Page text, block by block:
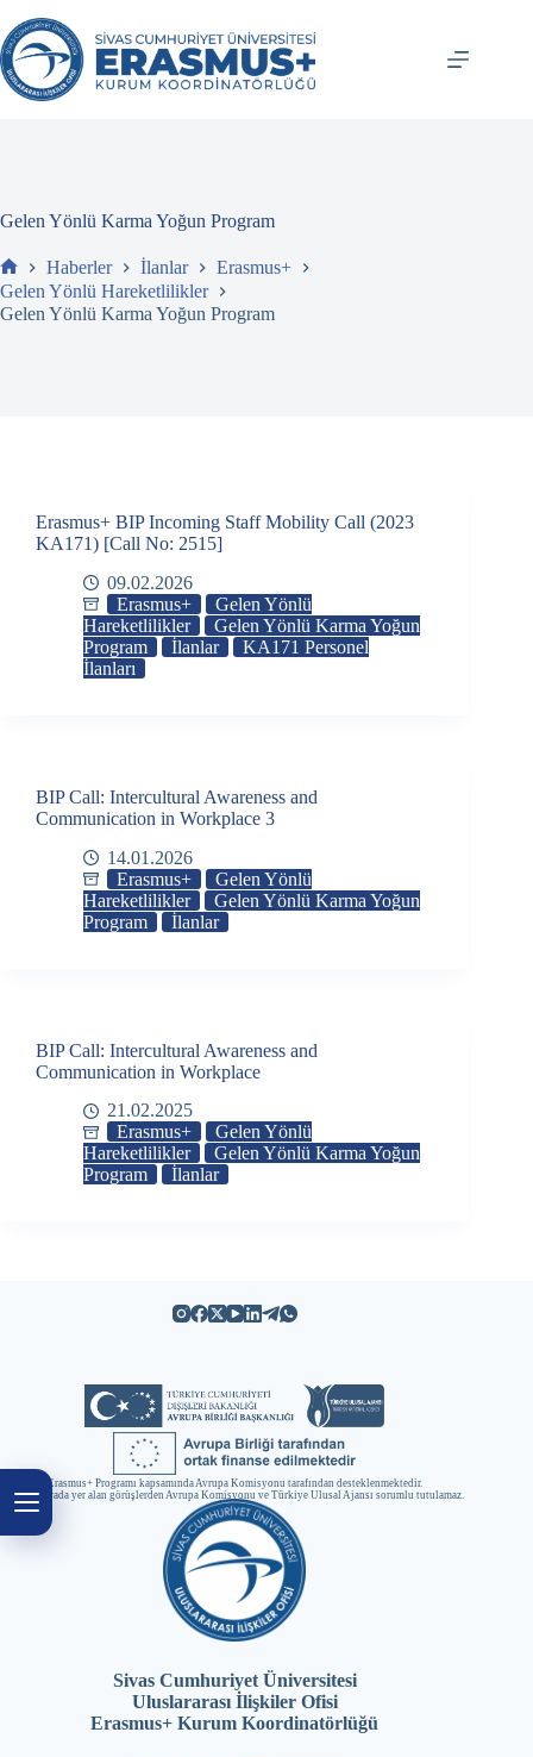
atla
Gelen Yönlü Karma Yoğun Program
Ev
Haberler İlanlar
Erasmus+
Gelen Yönlü Hareketlilikler
Gelen Yönlü Karma Yoğun Program
Erasmus+ BIP Incoming Staff Mobility Call (2023
KA171) [Call No: 2515]
09.02.2026
Erasmus+
Gelen Yönlü
Hareketlilikler
Gelen Yönlü Karma Yoğun
Program
İlanlar
KA171 Personel
İlanları
BIP Call: Intercultural Awareness and
Communication in Workplace 3
14.01.2026
Erasmus+
Gelen Yönlü
Hareketlilikler
Gelen Yönlü Karma Yoğun
Program
İlanlar
BIP Call: Intercultural Awareness and
Communication in Workplace
21.02.2025
Erasmus+
Gelen Yönlü
Hareketlilikler
Gelen Yönlü Karma Yoğun
Program
İlanlar
Erasmus+ Programı kapsamında Avrupa Komisyonu tarafından desteklenmektedir.
Ancak burada yer alan görüşlerden Avrupa Komisyonu ve Türkiye Ulusal Ajansı sorumlu tutulamaz.
Sivas Cumhuriyet Üniversitesi
Uluslararası İlişkiler Ofisi
Erasmus+ Kurum Koordinatörlüğü